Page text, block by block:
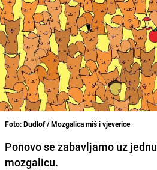
Foto: Dudlof / Mozgalica miš i vjeverice
Ponovo se zabavljamo uz
mozgalicu.